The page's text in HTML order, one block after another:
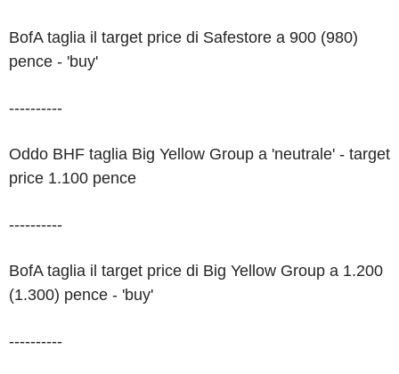
BofA taglia il target price di Safestore a 900 (980)
pence - 'buy'
----------
Oddo BHF taglia Big Yellow Group a 'neutrale' - target
price 1.100 pence
----------
BofA taglia il target price di Big Yellow Group a 1.200
(1.300) pence - 'buy'
----------